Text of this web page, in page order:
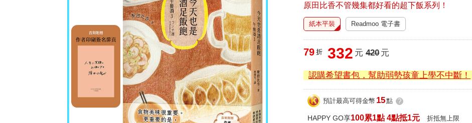
原田比香不管幾集都好看的超下飯系列！
紙本平裝 Readmoo 電子書
79 折 332 元 420元
認購希望書包，幫助弱勢孩童上學不中斷！
預計最高可得金幣 15點 ?
HAPPY GO享100累1點 4點抵1元 折抵無上限